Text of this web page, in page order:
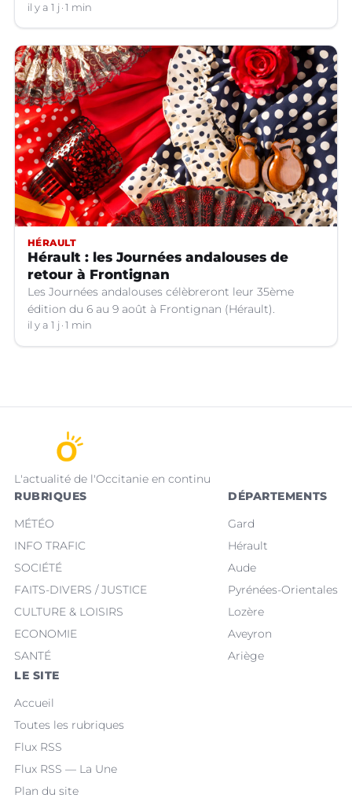
il y a 1 j 1 min
HÉRAULT
Hérault : les Journées andalouses de
retour à Frontignan
Les Journées andalouses célèbreront leur 35ème
édition du 6 au 9 août à Frontignan (Hérault).
il y a 1 j 1 min
L'actualité de l'Occitanie en continu
RUBRIQUES
MÉTÉO
INFO TRAFIC
SOCIÉTÉ
FAITS-DIVERS / JUSTICE
CULTURE & LOISIRS
ECONOMIE
SANTÉ
DÉPARTEMENTS
Gard
Hérault
Aude
Pyrénées-Orientales
Lozère
Aveyron
Ariège
LE SITE
Accueil
Toutes les rubriques
Flux RSS
Flux RSS — La Une
Plan du site